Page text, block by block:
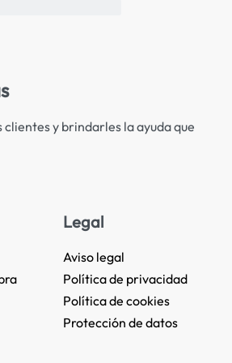
y brindarles la ayuda que
Legal
Aviso legal
Política de privacidad
Política de cookies
Protección de datos